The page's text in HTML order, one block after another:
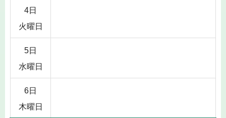
4日
火曜日
5日
水曜日
6日
木曜日